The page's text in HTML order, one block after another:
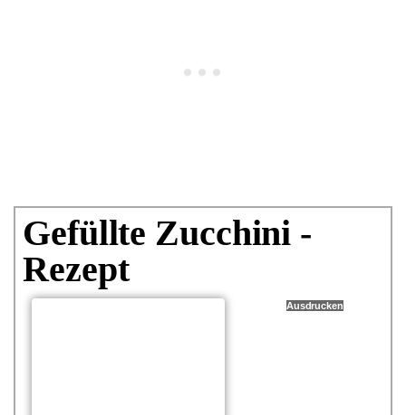
Gefüllte Zucchini -
Rezept
Ausdrucken